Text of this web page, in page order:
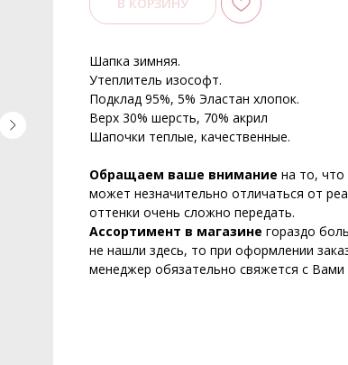
В КОРЗИНУ
Шапка зимняя.
Утеплитель изософт.
Подклад 95%, 5% Эластан хлопок.
Верх 30% шерсть, 70% акрил
Шапочки теплые, качественные.
Обращаем ваше внимание на то, что
может незначительно отличаться от
оттенки очень сложно передать.
Ассортимент в магазине гораздо
не нашли здесь, то при оформлении
менеджер обязательно свяжется с